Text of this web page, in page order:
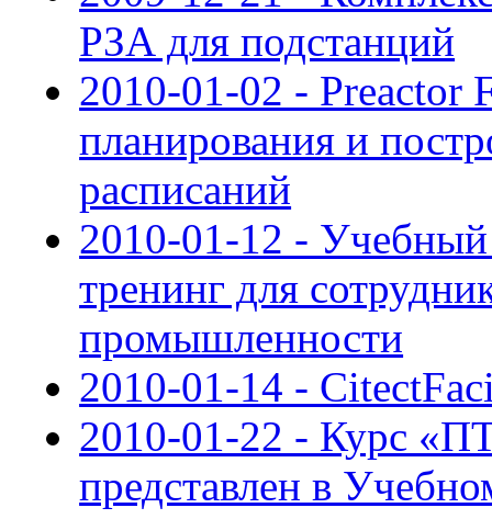
РЗА для подстанций
2010-01-02 - Preactor
планирования и
расписаний
2010-01-12 -
тренинг для
промышленности
2010-01-14 -
2010-01-22 - Курс
представлен в